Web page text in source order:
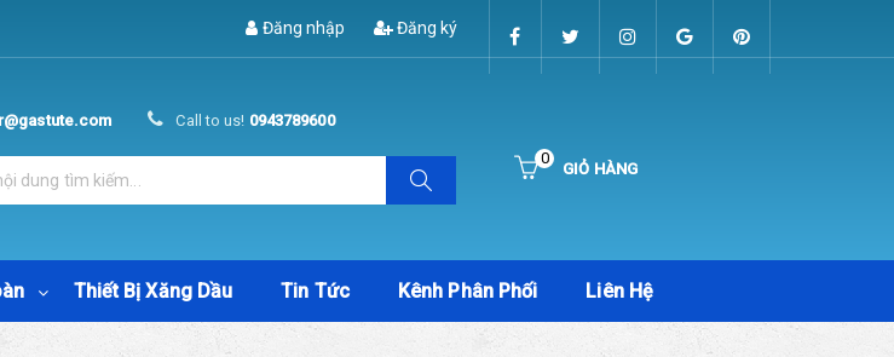
Đăng nhập Đăng ký
Call to us! 0943789600
GIỎ HÀNG
0
Thiết Bị Xăng Dầu Tin Tức Kênh Phân Phối Liên Hệ